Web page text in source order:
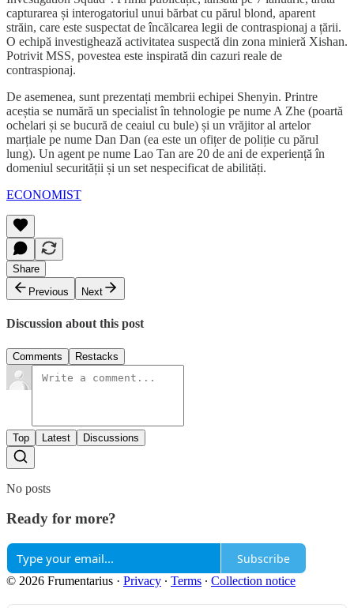
capturarea și interogatoriul unui bărbat cu părul blond, aparent
străin, care este suspectat de încălcarea legii de contraspionaj a țării.
O echipă investighează activitatea suspectă din zona minieră Xishan.
Potrivit MSS, povestea este inspirată din cazuri reale de
contraspionaj.
De asemenea, sunt prezentați membrii echipei Shenyin. Printre
aceștia se numără un specialist în tehnologie pe nume A Zhe (poartă
ochelari și se bucură de ceaiul cu bule) și un vrăjitor al artelor
marțiale pe nume Dan Dan (ea este un ofițer de poliție cu părul
lung). Un agent pe nume Lao Tan are 20 de ani de experiență în
domeniul securității și un set nespecificat de abilități.
ECONOMIST
Share
Previous
Next
Discussion about this post
Comments Restacks
Top Latest Discussions
No posts
Ready for more?
Subscribe
© 2026 Frumentarius · Privacy ∙ Terms ∙ Collection notice